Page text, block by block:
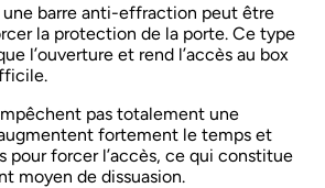
une barre anti-effraction peut être
la protection de la porte. Ce type
l’ouverture et rend l’accès au box
pas totalement une
fortement le temps et
pour forcer l’accès, ce qui constitue
moyen de dissuasion.